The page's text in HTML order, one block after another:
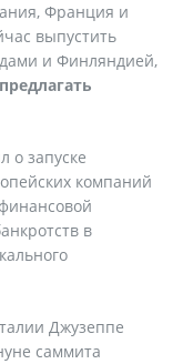
Франция и
выпустить
и Финляндией,
о запуске
компаний
в
Джузеппе
саммита